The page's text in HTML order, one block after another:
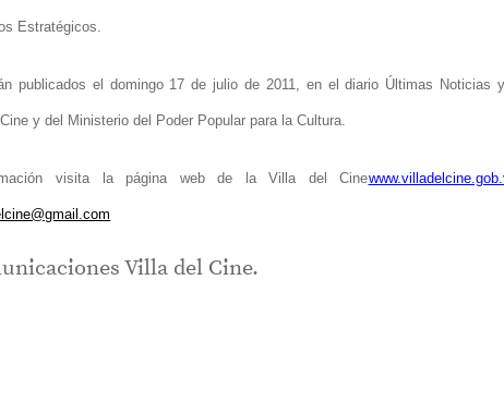
Estratégicos.
publicados el domingo 17 de julio de 2011, en el diario Últimas Noticias
y del Ministerio del Poder Popular para la Cultura.
visita la página web de la Villa del Cine
Villa del Cine.